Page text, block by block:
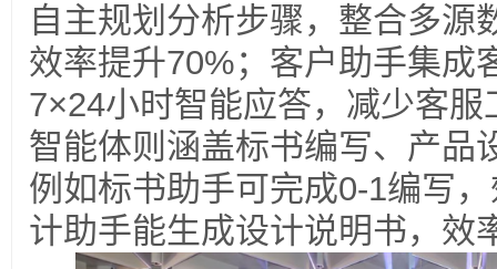
自主规划分析步骤，整合多源
效率提升70%；客户助手集成
7×24小时智能应答，减少客服
智能体则涵盖标书编写、产品
例如标书助手可完成0-1编写
计助手能生成设计说明书，效